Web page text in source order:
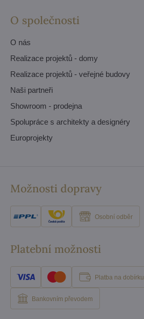
O společnosti
O nás
Realizace projektů - domy
Realizace projektů - veřejné budovy
Naši partneři
Showroom - prodejna
Spolupráce s architekty a designéry
Europrojekty
Možnosti dopravy
Osobní odběr
Platební možnosti
Platba na dobírku
Bankovním převodem